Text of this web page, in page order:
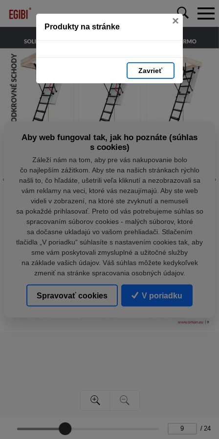
Produkty na stránke ×
Zavrieť
/ 24
Aby web fungoval tak, jak ho poznáte (súhlas
s cookies)
Záleží nám na tom, aby pre vás nakupovanie bolo
čo najlepším zážitkom. Aby ste na našich stránkach rýchlo
našli to, čo hľadáte, ušetrili veľa kliknutí a nezobrazovali sa
vám reklamy na veci, ktoré vás nezaujímajú. Aby ste web
videli v zobrazení, na ktoré ste zvyknutí a nemuseli
sa pokaždé prihlasovať. Preto od vás potrebujeme súhlas so
spracovaním súborov cookies - malých súborov, ktoré
sa dočasne ukladajú vo vašom prehliadači. Stlačením
tlačidla „V poriadku“ súhlasíte s nastavením cookies tak, aby
sme vám poskytovali zmysluplné a užitočné služby
na základe vašich údajov. Váš súhlas môžete kedykoľvek
zmeniť na stránke spracovania osobných údajov.
Spravovať cookies V poriadku